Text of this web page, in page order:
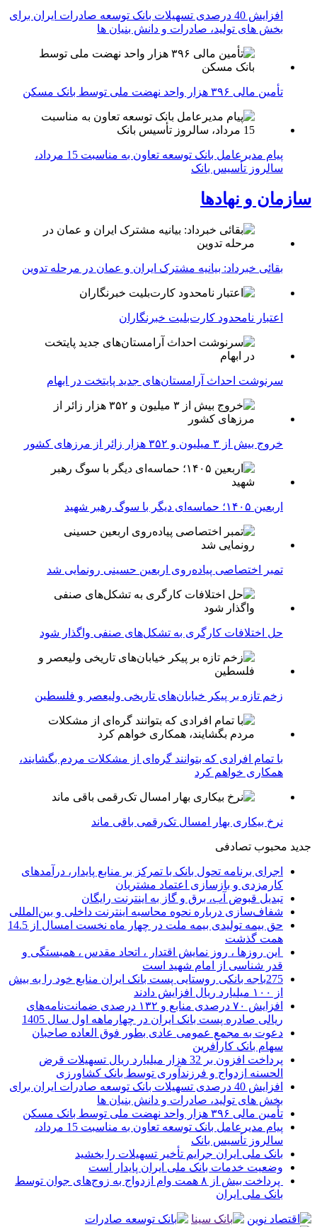
افزایش 40 درصدی تسهیلات بانک توسعه صادرات ایران برای
بخش های تولید، صادرات و دانش بنیان ها
تأمین مالی ۳۹۶ هزار واحد نهضت ملی توسط بانک مسکن
پیام مدیرعامل بانک توسعه تعاون به مناسبت 15 مرداد،
سالروز تأسیس بانک
سازمان و نهادها
بقائی خبرداد: بیانیه مشترک ایران و عمان در مرحله تدوین
اعتبار نامحدود کارت‌بلیت خبرنگاران
سرنوشت احداث آرامستان‌های جدید پایتخت در ابهام
خروج بیش از ۳ میلیون و ۳۵۲ هزار زائر از مرزهای کشور
اربعین ۱۴۰۵؛ حماسه‌ای دیگر با سوگ رهبر شهید
تمبر اختصاصی پیاده‌روی اربعین حسینی رونمایی شد
حل اختلافات کارگری به تشکل‌های صنفی واگذار شود
زخم تازه بر پیکر خیابان‌های تاریخی ولیعصر و فلسطین
با تمام افرادی که بتوانند گره‌ای از مشکلات مردم بگشایند،
همکاری خواهم کرد
نرخ بیکاری بهار امسال تک‌رقمی باقی ماند
جدید محبوب تصادفی
اجرای برنامه تحول بانک با تمرکز بر منابع پایدار، درآمدهای
کارمزدی و بازسازی اعتماد مشتریان
تبدیل قبوض آب، برق و گاز به اینترنت رایگان
شفاف‌سازی درباره نحوه محاسبه اینترنت داخلی و بین‌المللی
حق بیمه تولیدی بیمه ملت در چهار ماه نخست امسال از 14.5
همت گذشت
این روزها ، روز نمایش اقتدار ، اتحاد مقدس ، همبستگی و
قدر شناسی از امام شهید است
275باجه بانکی روستایی پست بانک ایران منابع خود را به بیش
از ۱۰۰ میلیارد ریال افزایش دادند
افزایش ۷۰ درصدی منابع و ۱۳۲ درصدی ضمانت‌نامه‌های
ریالی صادره پست بانک ایران در چهارماهه اول سال 1405
دعوت به مجمع عمومی عادی بطور فوق العاده صاحبان
سهام بانک کارآفرین
پرداخت افزون بر 32 هزار میلیارد ریال تسهیلات قرض
الحسنه ازدواج و فرزندآوری توسط بانک کشاورزی
افزایش 40 درصدی تسهیلات بانک توسعه صادرات ایران برای
بخش های تولید، صادرات و دانش بنیان ها
تأمین مالی ۳۹۶ هزار واحد نهضت ملی توسط بانک مسکن
پیام مدیرعامل بانک توسعه تعاون به مناسبت 15 مرداد،
سالروز تأسیس بانک
بانک ملی ایران جرایم تأخیر تسهیلات را بخشید
وضعیت خدمات بانک ملی ایران پایدار است
پرداخت بیش از ۸ همت وام ازدواج به زوج‌های جوان توسط
بانک ملی ایران